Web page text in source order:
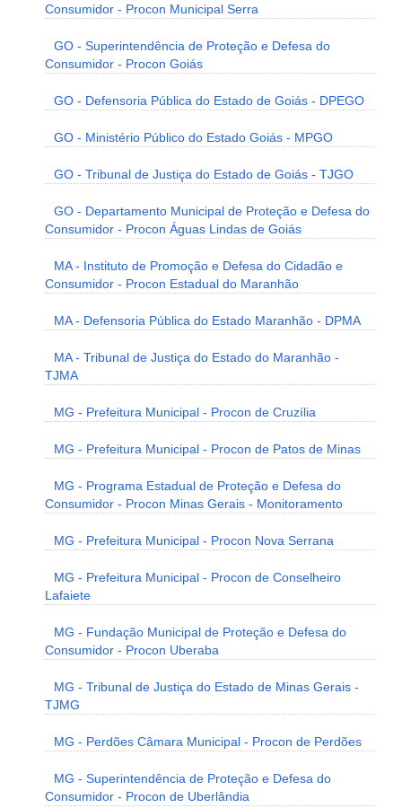
Consumidor - Procon Municipal Serra
GO - Superintendência de Proteção e Defesa do
Consumidor - Procon Goiás
GO - Defensoria Pública do Estado de Goiás - DPEGO
GO - Ministério Público do Estado Goiás - MPGO
GO - Tribunal de Justiça do Estado de Goiás - TJGO
GO - Departamento Municipal de Proteção e Defesa do
Consumidor - Procon Águas Lindas de Goiás
MA - Instituto de Promoção e Defesa do Cidadão e
Consumidor - Procon Estadual do Maranhão
MA - Defensoria Pública do Estado Maranhão - DPMA
MA - Tribunal de Justiça do Estado do Maranhão -
TJMA
MG - Prefeitura Municipal - Procon de Cruzília
MG - Prefeitura Municipal - Procon de Patos de Minas
MG - Programa Estadual de Proteção e Defesa do
Consumidor - Procon Minas Gerais - Monitoramento
MG - Prefeitura Municipal - Procon Nova Serrana
MG - Prefeitura Municipal - Procon de Conselheiro
Lafaiete
MG - Fundação Municipal de Proteção e Defesa do
Consumidor - Procon Uberaba
MG - Tribunal de Justiça do Estado de Minas Gerais -
TJMG
MG - Perdões Câmara Municipal - Procon de Perdões
MG - Superintendência de Proteção e Defesa do
Consumidor - Procon de Uberlândia